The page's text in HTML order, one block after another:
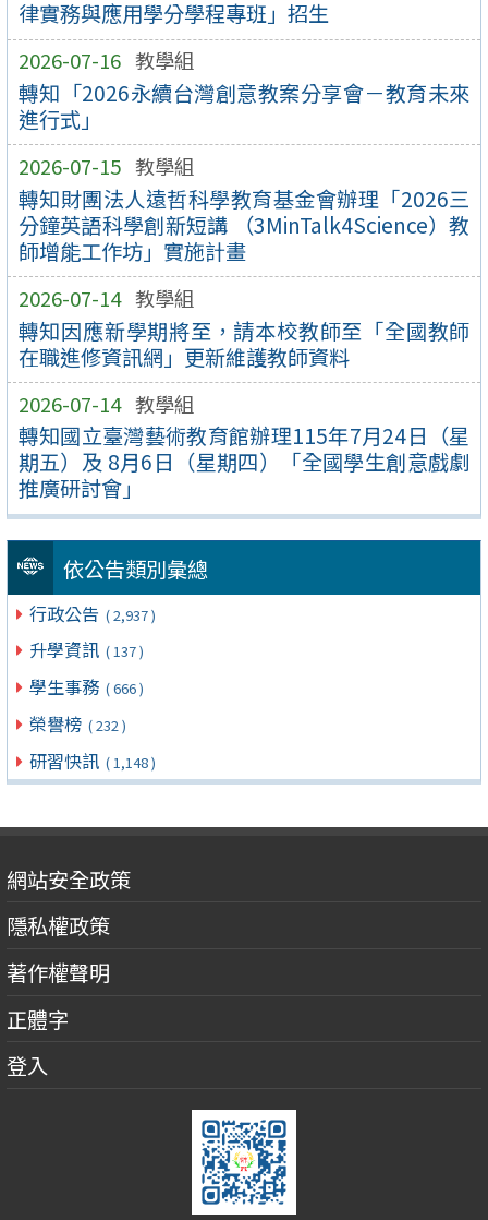
律實務與應用學分學程專班」招生
2026-07-16 教學組
轉知「2026永續台灣創意教案分享會－教育未來
進行式」
2026-07-15 教學組
轉知財團法人遠哲科學教育基金會辦理「2026三
分鐘英語科學創新短講 （3MinTalk4Science）教
師增能工作坊」實施計畫
2026-07-14 教學組
轉知因應新學期將至，請本校教師至「全國教師
在職進修資訊網」更新維護教師資料
2026-07-14 教學組
轉知國立臺灣藝術教育館辦理115年7月24日（星
期五）及 8月6日（星期四）「全國學生創意戲劇
推廣研討會」
依公告類別彙總
行政公告 ( 2,937 )
升學資訊 ( 137 )
學生事務 ( 666 )
榮譽榜 ( 232 )
研習快訊 ( 1,148 )
網站安全政策
隱私權政策
著作權聲明
正體字
登入